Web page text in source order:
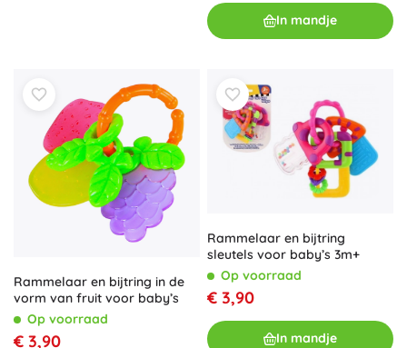
In mandje
Rammelaar en bijtring in de
vorm van fruit voor baby’s
Op voorraad
€ 3,90
Rammelaar en bijtring
sleutels voor baby’s 3m+
Op voorraad
€ 3,90
In mandje